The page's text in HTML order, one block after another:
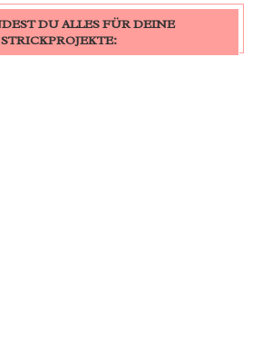
DU ALLES FÜR DEINE
STRICKPROJEKTE: